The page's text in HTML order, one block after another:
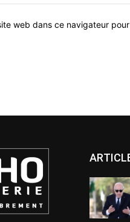
web dans ce navigateur